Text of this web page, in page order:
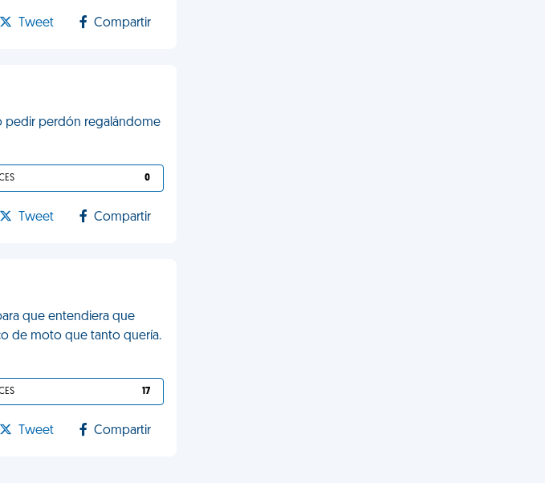
Tweet Compartir
pedir perdón regalándome
0
Tweet Compartir
que entendiera que
de moto que tanto quería.
17
Tweet Compartir